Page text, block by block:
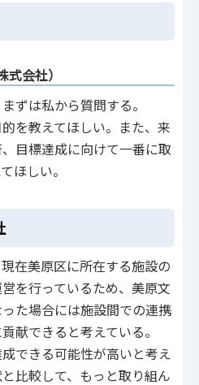
会社）
ずは私から質問する。
を教えてほしい。また、来
目標達成に向けて一番に取
ほしい。
在美原区に所在する施設の
を行っているため、美原文
た場合には施設間での連携
献できると考えている。
できる可能性が高いと考え
比較して、もっと取り組ん